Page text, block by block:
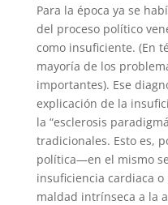
Para la época ya se
del proceso político
como insuficiente. (En
mayoría de los
importantes). Ese
explicación de la
la “esclerosis
tradicionales. Esto es,
política—en el mismo
insuficiencia cardiaca
maldad intrínseca a la